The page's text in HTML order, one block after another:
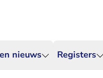
nieuws Registers